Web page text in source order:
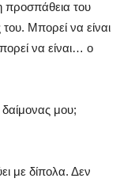
προσπάθεια του
του. Μπορεί να είναι
να είναι… ο
δαίμονας μου;
με δίπολα. Δεν